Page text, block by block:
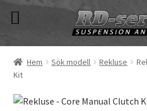
navigering
innehåll
Hem Sök modell Rekluse
Kit